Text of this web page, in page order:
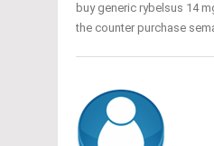
buy generic rybelsus 14
the counter purchase